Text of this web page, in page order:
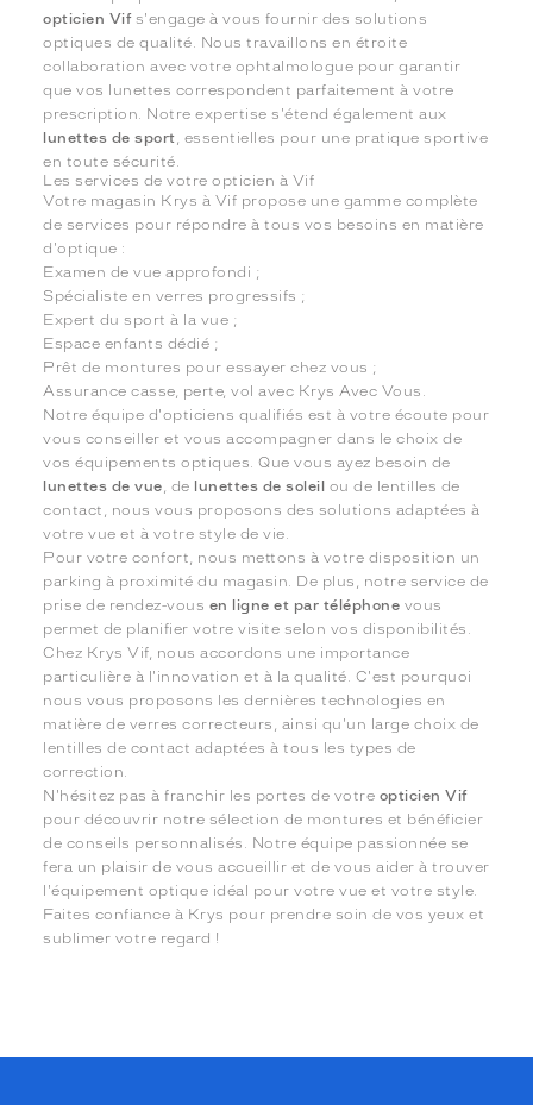
opticien Vifs'engage à vous fournir des solutions
optiques de qualité. Nous travaillons en étroite
collaboration avec votre ophtalmologue pour garantir
que vos lunettes correspondent parfaitement à votre
prescription. Notre expertise s'étend également aux
lunettes de sport , essentielles pour une pratique sportive
en toute sécurité.
Les services de votre opticien à Vif
Votre magasin Krys à Vif propose une gamme complète
de services pour répondre à tous vos besoins en matière
d'optique :
Examen de vue approfondi ;
Spécialiste en verres progressifs ;
Expert du sport à la vue ;
Espace enfants dédié ;
Prêt de montures pour essayer chez vous ;
Assurance casse, perte, vol avec Krys Avec Vous.
Notre équipe d'opticiens qualifiés est à votre écoute pour
vous conseiller et vous accompagner dans le choix de
vos équipements optiques. Que vous ayez besoin de
lunettes de vue , de lunettes de soleil ou de lentilles de
contact, nous vous proposons des solutions adaptées à
votre vue et à votre style de vie.
Pour votre confort, nous mettons à votre disposition un
parking à proximité du magasin. De plus, notre service de
prise de rendez-vous en ligne et par téléphone vous
permet de planifier votre visite selon vos disponibilités.
Chez Krys Vif, nous accordons une importance
particulière à l'innovation et à la qualité. C'est pourquoi
nous vous proposons les dernières technologies en
matière de verres correcteurs, ainsi qu'un large choix de
lentilles de contact adaptées à tous les types de
correction.
N'hésitez pas à franchir les portes de votre opticien Vif
pour découvrir notre sélection de montures et bénéficier
de conseils personnalisés. Notre équipe passionnée se
fera un plaisir de vous accueillir et de vous aider à trouver
l'équipement optique idéal pour votre vue et votre style.
Faites confiance à Krys pour prendre soin de vos yeux et
sublimer votre regard !